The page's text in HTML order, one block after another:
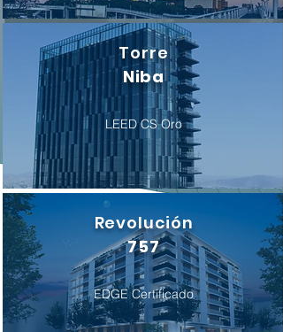
Torre
Niba
LEED CS Oro
Revolución
757
EDGE Certificado